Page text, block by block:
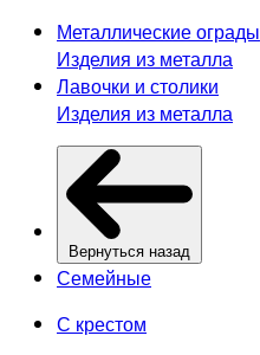
Металлические ограды
Изделия из металла
Лавочки и столики
Изделия из металла
Вернуться назад
Семейные
С крестом